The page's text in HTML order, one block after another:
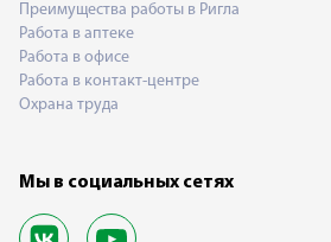
Преимущества работы в Ригла
Работа в аптеке
Работа в офисе
Работа в контакт-центре
Охрана труда
Мы в социальных сетях